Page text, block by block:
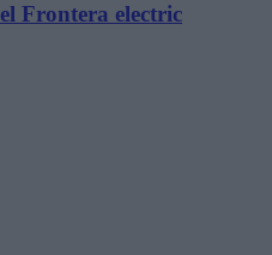
Frontera electric